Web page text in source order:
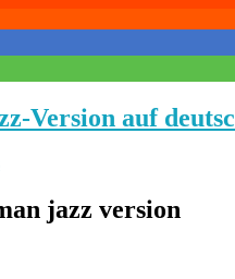
Version auf
jazz version